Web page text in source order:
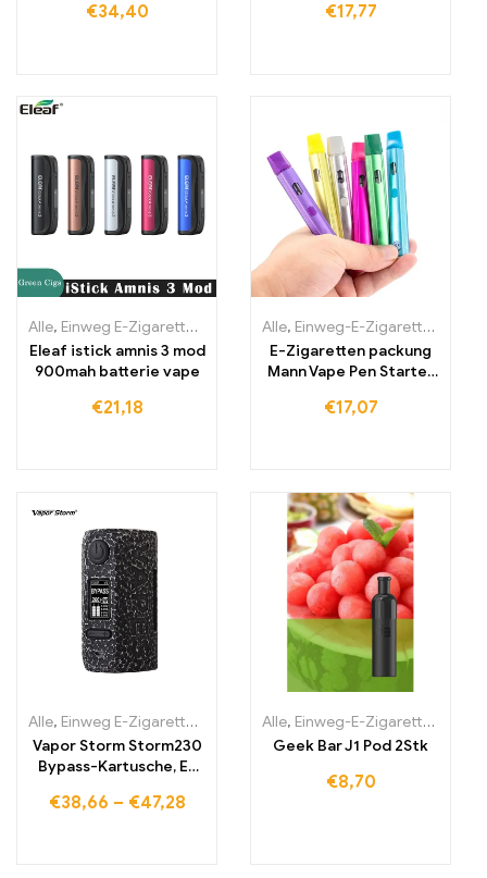
€34,40 €17,77
Alle, Einweg E-Zigaretten Einweg-E-Zigaretten Litauen,Einweg-
Eleaf istick amnis 3 mod
900mah batterie vape
€21,18
Alle, Einweg-E-Zigaretten Litauen
E-Zigaretten packung
Mann Vape Pen Starter
€17,07
Alle, Einweg E-Zigaretten Einweg-E-Zigaretten Litauen,Einweg-
Vapor Storm Storm230
Bypass-Kartusche, E-
€38,66 – €47,28
Alle, Einweg-E-Zigaretten Irland
Geek Bar J1 Pod 2Stk
€8,70